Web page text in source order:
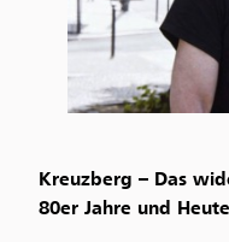
Kreuzberg – Das
80er Jahre und Heute